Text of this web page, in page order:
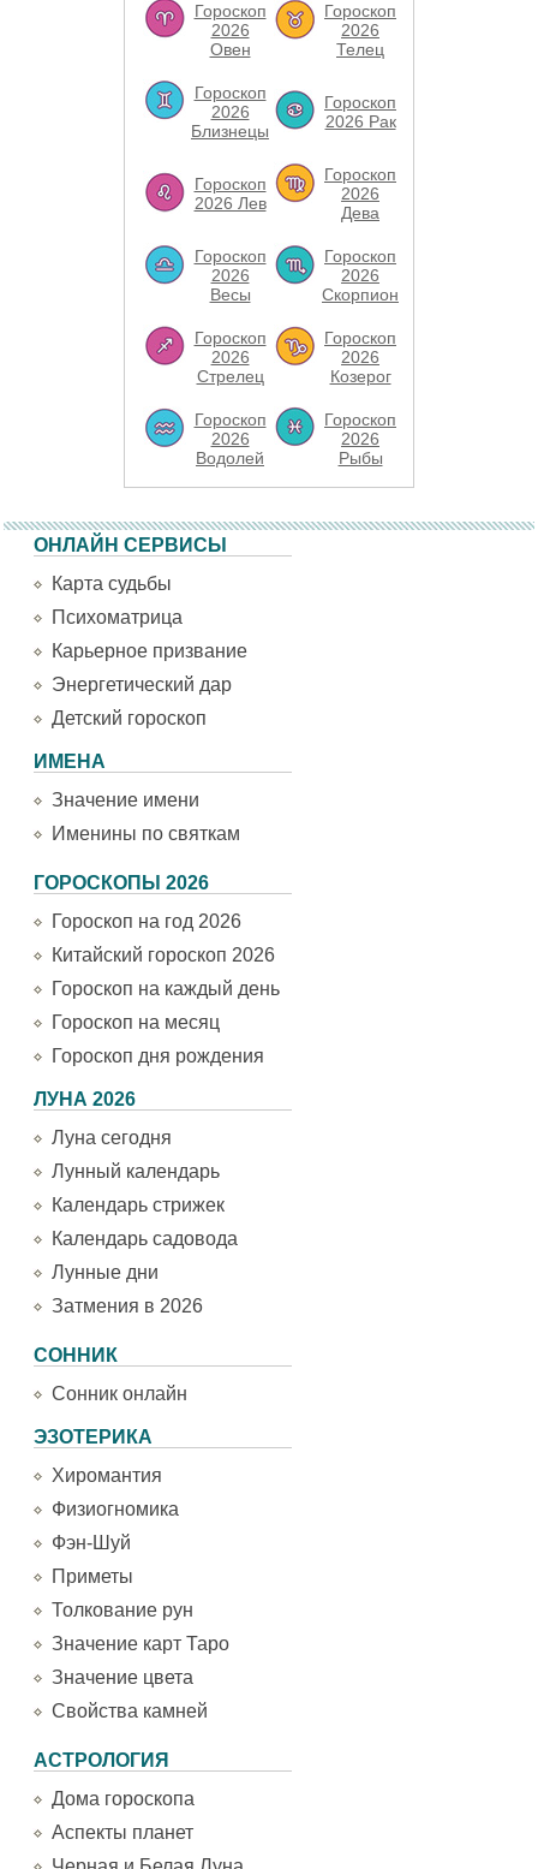
Гороскоп
2026
Овен
Гороскоп
2026
Телец
Гороскоп
2026
Близнецы
Гороскоп
2026 Рак
Гороскоп
2026 Лев
Гороскоп
2026
Дева
Гороскоп
2026
Весы
Гороскоп
2026
Скорпион
Гороскоп
2026
Стрелец
Гороскоп
2026
Козерог
Гороскоп
2026
Водолей
Гороскоп
2026
Рыбы
ОНЛАЙН СЕРВИСЫ
Карта судьбы
Психоматрица
Карьерное призвание
Энергетический дар
Детский гороскоп
ИМЕНА
Значение имени
Именины по святкам
ГОРОСКОПЫ 2026
Гороскоп на год 2026
Китайский гороскоп 2026
Гороскоп на каждый день
Гороскоп на месяц
Гороскоп дня рождения
ЛУНА 2026
Луна сегодня
Лунный календарь
Календарь стрижек
Календарь садовода
Лунные дни
Затмения в 2026
СОННИК
Сонник онлайн
ЭЗОТЕРИКА
Хиромантия
Физиогномика
Фэн-Шуй
Приметы
Толкование рун
Значение карт Таро
Значение цвета
Свойства камней
АСТРОЛОГИЯ
Дома гороскопа
Аспекты планет